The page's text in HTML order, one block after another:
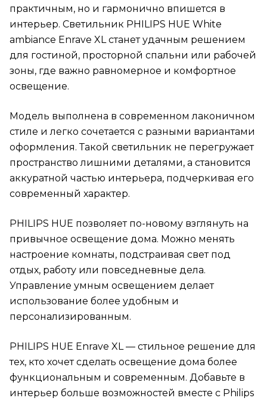
практичным, но и гармонично впишется в
интерьер. Светильник PHILIPS HUE White
ambiance Enrave XL станет удачным решением
для гостиной, просторной спальни или рабочей
зоны, где важно равномерное и комфортное
освещение.
Модель выполнена в современном лаконичном
стиле и легко сочетается с разными вариантами
оформления. Такой светильник не перегружает
пространство лишними деталями, а становится
аккуратной частью интерьера, подчеркивая его
современный характер.
PHILIPS HUE позволяет по-новому взглянуть на
привычное освещение дома. Можно менять
настроение комнаты, подстраивая свет под
отдых, работу или повседневные дела.
Управление умным освещением делает
использование более удобным и
персонализированным.
PHILIPS HUE Enrave XL — стильное решение для
тех, кто хочет сделать освещение дома более
функциональным и современным. Добавьте в
интерьер больше возможностей вместе с Philips